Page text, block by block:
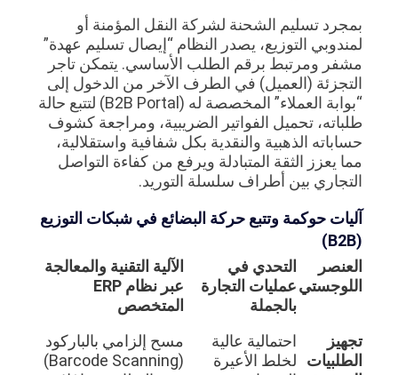
بمجرد تسليم الشحنة لشركة النقل المؤمنة أو
لمندوبي التوزيع، يصدر النظام “إيصال تسليم عهدة”
مشفر ومرتبط برقم الطلب الأساسي. يتمكن تاجر
التجزئة (العميل) في الطرف الآخر من الدخول إلى
“بوابة العملاء” المخصصة له (B2B Portal) لتتبع حالة
طلباته، تحميل الفواتير الضريبية، ومراجعة كشوف
حساباته الذهبية والنقدية بكل شفافية واستقلالية،
مما يعزز الثقة المتبادلة ويرفع من كفاءة التواصل
التجاري بين أطراف سلسلة التوريد.
آليات حوكمة وتتبع حركة البضائع في شبكات التوزيع
(B2B)
العنصر
اللوجستي
التحدي في
عمليات التجارة
بالجملة
الآلية التقنية والمعالجة
عبر نظام ERP
المتخصص
تجهيز
الطلبيات
احتمالية عالية
لخلط الأعيرة
مسح إلزامي بالباركود
(Barcode Scanning)